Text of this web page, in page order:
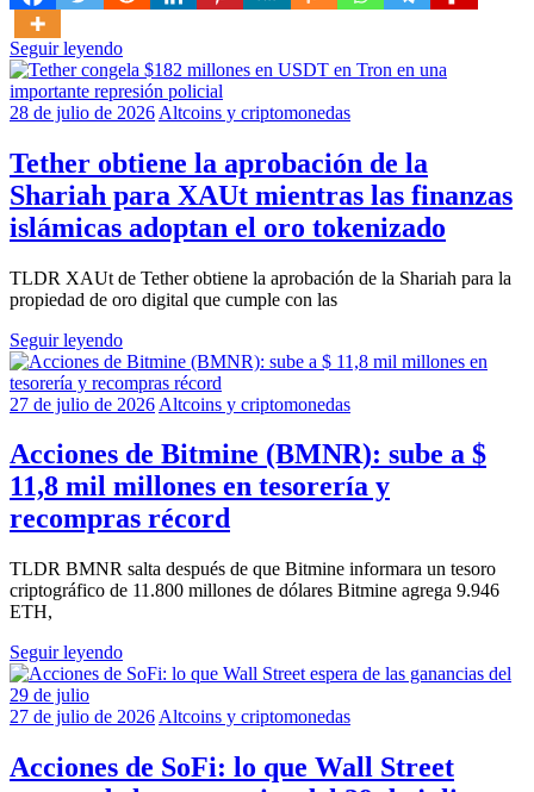
Seguir leyendo
28 de julio de 2026 Altcoins y criptomonedas
Tether obtiene la aprobación de la
Shariah para XAUt mientras las finanzas
islámicas adoptan el oro tokenizado
TLDR XAUt de Tether obtiene la aprobación de la Shariah para la
propiedad de oro digital que cumple con las
Seguir leyendo
27 de julio de 2026 Altcoins y criptomonedas
Acciones de Bitmine (BMNR): sube a $
11,8 mil millones en tesorería y
recompras récord
TLDR BMNR salta después de que Bitmine informara un tesoro
criptográfico de 11.800 millones de dólares Bitmine agrega 9.946
ETH,
Seguir leyendo
27 de julio de 2026 Altcoins y criptomonedas
Acciones de SoFi: lo que Wall Street